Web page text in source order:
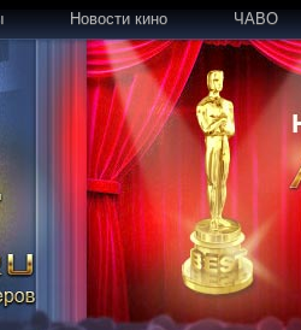
Новости кино ЧАВО